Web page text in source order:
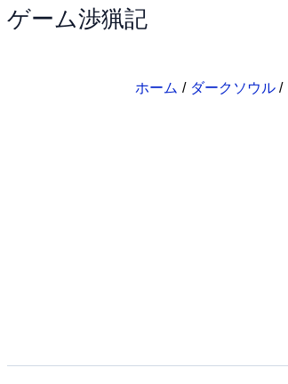
内
ゲーム渉猟記
ホーム ダークソウル